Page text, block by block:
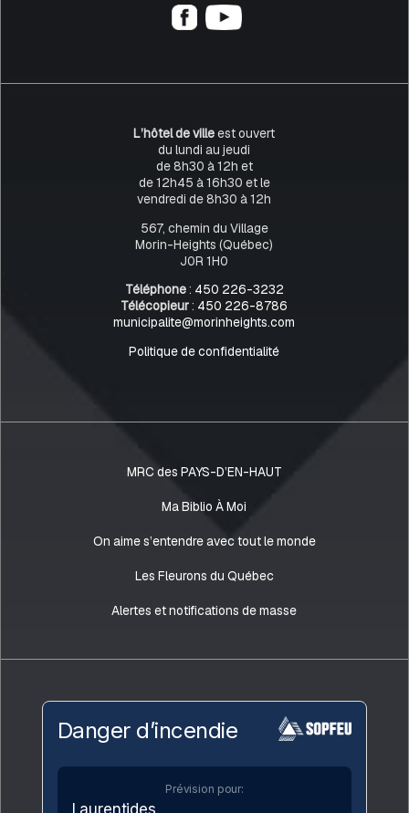
L’hôtel de villeest ouvert
du lundi au jeudi
de 8h30 à 12h et
de 12h45 à 16h30 et le
vendredi de 8h30 à 12h
567, chemin du Village
Morin-Heights (Québec)
J0R 1H0
Téléphone: 450 226-3232
Télécopieur: 450 226-8786
municipalite@morinheights.com
Politique de confidentialité
MRC des PAYS-D’EN-HAUT
Ma Biblio À Moi
On aime s’entendre avec tout le monde
Les Fleurons du Québec
Alertes et notifications de masse
Danger d’incendie
Prévision pour: